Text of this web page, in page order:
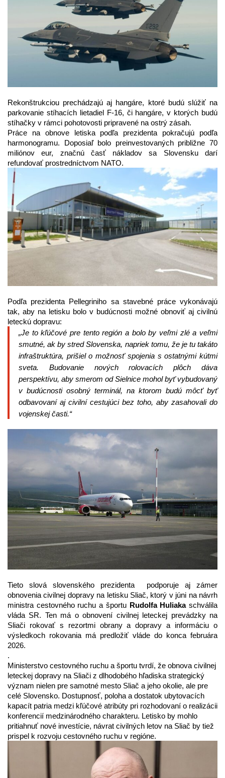
Rekonštrukciou prechádzajú aj hangáre, ktoré budú slúžiť na
parkovanie stíhacích lietadiel F-16, či hangáre, v ktorých budú
stíhačky v rámci pohotovosti pripravené na ostrý zásah.
Práce na obnove letiska podľa prezidenta pokračujú podľa
harmonogramu. Doposiaľ bolo preinvestovaných približne 70
miliónov eur, značnú časť nákladov sa Slovensku darí
refundovať prostredníctvom NATO.
Podľa prezidenta Pellegriniho sa stavebné práce vykonávajú
tak, aby na letisku bolo v budúcnosti možné obnoviť aj civilnú
leteckú dopravu:
„Je to kľúčové pre tento región a bolo by veľmi zlé a veľmi
smutné, ak by stred Slovenska, napriek tomu, že je tu takáto
infraštruktúra, prišiel o možnosť spojenia s ostatnými kútmi
sveta. Budovanie nových rolovacích plôch dáva
perspektívu, aby smerom od Sielnice mohol byť vybudovaný
v budúcnosti osobný terminál, na ktorom budú môcť byť
odbavovaní aj civilní cestujúci bez toho, aby zasahovali do
vojenskej časti.“
Tieto slová slovenského prezidenta podporuje aj zámer
obnovenia civilnej dopravy na letisku Sliač, ktorý v júni na návrh
ministra cestovného ruchu a športu Rudolfa Huliakaschválila
vláda SR. Ten má o obnovení civilnej leteckej prevádzky na
Sliači rokovať s rezortmi obrany a dopravy a informáciu o
výsledkoch rokovania má predložiť vláde do konca februára
2026.
.
Ministerstvo cestovného ruchu a športu tvrdí, že obnova civilnej
leteckej dopravy na Sliači z dlhodobého hľadiska strategický
význam nielen pre samotné mesto Sliač a jeho okolie, ale pre
celé Slovensko. Dostupnosť, poloha a dostatok ubytovacích
kapacít patria medzi kľúčové atribúty pri rozhodovaní o realizácii
konferencií medzinárodného charakteru. Letisko by mohlo
pritiahnuť nové investície, návrat civilných letov na Sliač by tiež
prispel k rozvoju cestovného ruchu v regióne.